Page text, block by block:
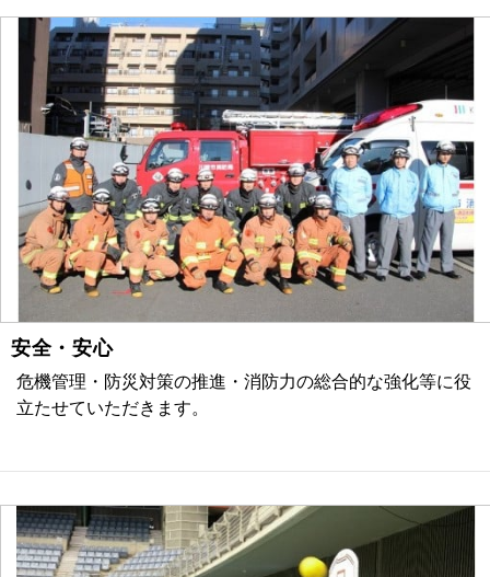
安全・安心
危機管理・防災対策の推進・消防力の総合的な強化等に役
立たせていただきます。